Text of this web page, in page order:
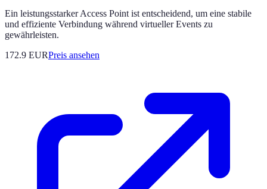
Ein leistungsstarker Access Point ist entscheidend, um eine stabile
und effiziente Verbindung während virtueller Events zu
gewährleisten.
172.9 EURPreis ansehen